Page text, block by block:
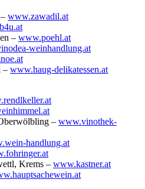
www.zawadil.at
– www.poehl.at
weinhandlung.at
– www.haug-delikatessen.at
– www.vinothek-
handlung.at
Krems – www.kastner.at